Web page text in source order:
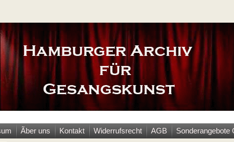
Ãber uns Kontakt Widerrufsrecht AGB Sonderangebote